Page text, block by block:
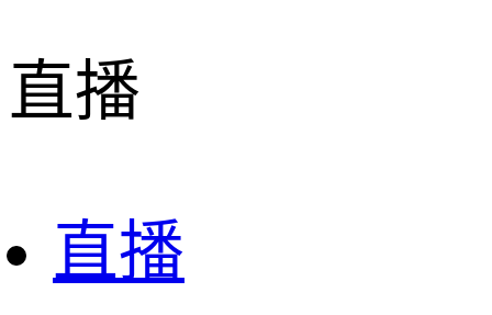
直播
直播